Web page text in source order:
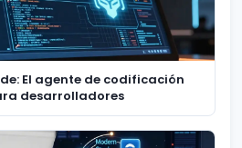
El agente de codificación
desarrolladores